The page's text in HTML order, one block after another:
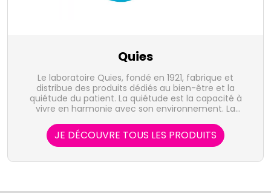
Quies
Le laboratoire Quies, fondé en 1921, fabrique et
distribue des produits dédiés au bien-être et la
quiétude du patient. La quiétude est la capacité à
vivre en harmonie avec son environnement. La
nombreux descendants qui visent à améliorer votre
bien-être : bandelettes et spray anti-ronglements,
protection des oreilles en toute circonstance, des
yeux et de la peau.
JE DÉCOUVRE TOUS LES PRODUITS